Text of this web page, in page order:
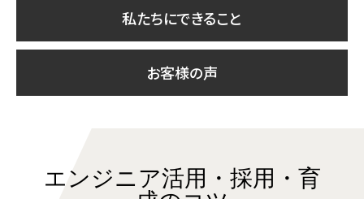
私たちにできること
お客様の声
エンジニア活用・採用・育